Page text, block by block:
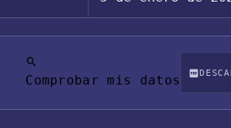
Comprobar mis datos